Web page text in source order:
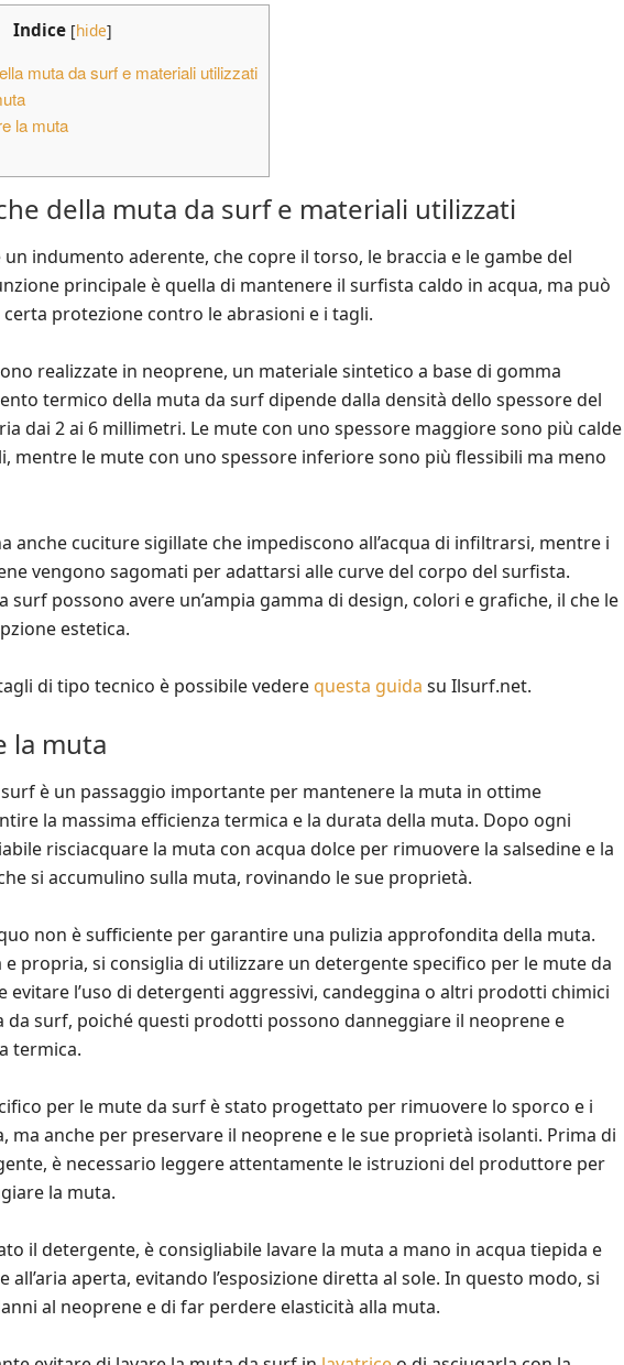
Indice [hide]
muta da surf e materiali utilizzati
la muta
della muta da surf e materiali utilizzati
un indumento aderente, che copre il torso, le braccia e le gambe del
principale è quella di mantenere il surfista caldo in acqua, ma può
protezione contro le abrasioni e i tagli.
realizzate in neoprene, un materiale sintetico a base di gomma
termico della muta da surf dipende dalla densità dello spessore del
dai 2 ai 6 millimetri. Le mute con uno spessore maggiore sono più calde
mentre le mute con uno spessore inferiore sono più flessibili ma meno
anche cuciture sigillate che impediscono all’acqua di infiltrarsi, mentre i
vengono sagomati per adattarsi alle curve del corpo del surfista.
surf possono avere un’ampia gamma di design, colori e grafiche, il che le
estetica.
di tipo tecnico è possibile vedere questa guida su Ilsurf.net.
la muta
è un passaggio importante per mantenere la muta in ottime
la massima efficienza termica e la durata della muta. Dopo ogni
risciacquare la muta con acqua dolce per rimuovere la salsedine e la
si accumulino sulla muta, rovinando le sue proprietà.
non è sufficiente per garantire una pulizia approfondita della muta.
e propria, si consiglia di utilizzare un detergente specifico per le mute da
evitare l’uso di detergenti aggressivi, candeggina o altri prodotti chimici
da surf, poiché questi prodotti possono danneggiare il neoprene e
termica.
per le mute da surf è stato progettato per rimuovere lo sporco e i
ma anche per preservare il neoprene e le sue proprietà isolanti. Prima di
è necessario leggere attentamente le istruzioni del produttore per
la muta.
il detergente, è consigliabile lavare la muta a mano in acqua tiepida e
all’aria aperta, evitando l’esposizione diretta al sole. In questo modo, si
al neoprene e di far perdere elasticità alla muta.